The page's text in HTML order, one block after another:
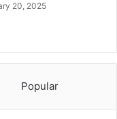
20, 2025
Popular